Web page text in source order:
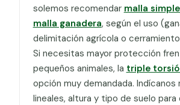
solemos recomendar malla
malla ganadera, según el uso
delimitación agrícola o
Si necesitas mayor protección
pequeños animales, la triple
opción muy demandada. Indícanos
lineales, altura y tipo de suelo para